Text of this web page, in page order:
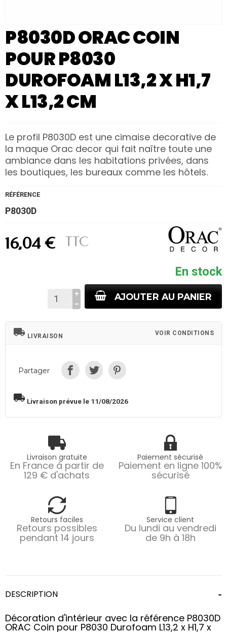
P8030D ORAC COIN
POUR P8030
DUROFOAM L13,2 X H1,7
X L13,2 CM
Le profil P8030D est une cimaise decorative de
la maque Orac decor qui fait naître toute une
ambiance dans les habitations privées, dans
les boutiques, les bureaux comme les hôtels.
RÉFÉRENCE
P8030D
16,04 € TTC
En stock
AJOUTER AU PANIER
local_shipping LIVRAISON VOIR CONDITIONS
Partager
local_shipping Livraison prévue le 11/08/2026
Livraison gratuite
En France à partir de
129 € d'achats
Paiement sécurisé
Paiement en ligne 100%
sécurisé
Retours faciles
Retours possibles
pendant 14 jours
Service client
Du lundi au vendredi
de 9h à 18h
DESCRIPTION
Décoration d'intérieur avec la référence P8030D
ORAC Coin pour P8030 Durofoam L13,2 x H1,7 x